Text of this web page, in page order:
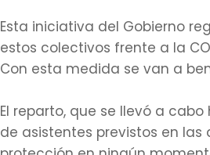
Esta iniciativa del Gobierno
estos colectivos frente a la
Con esta medida se van a
El reparto, que se llevó a
de asistentes previstos en